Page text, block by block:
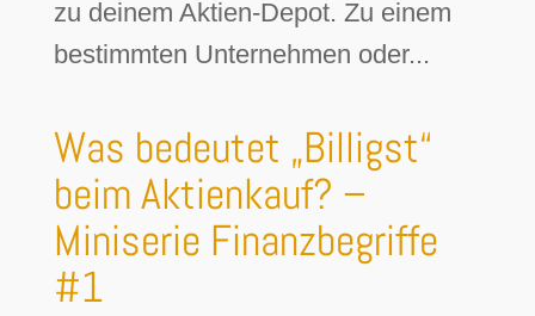
zu deinem Aktien-Depot. Zu einem
bestimmten Unternehmen oder...
Was bedeutet „Billigst“
beim Aktienkauf? –
Miniserie Finanzbegriffe
#1